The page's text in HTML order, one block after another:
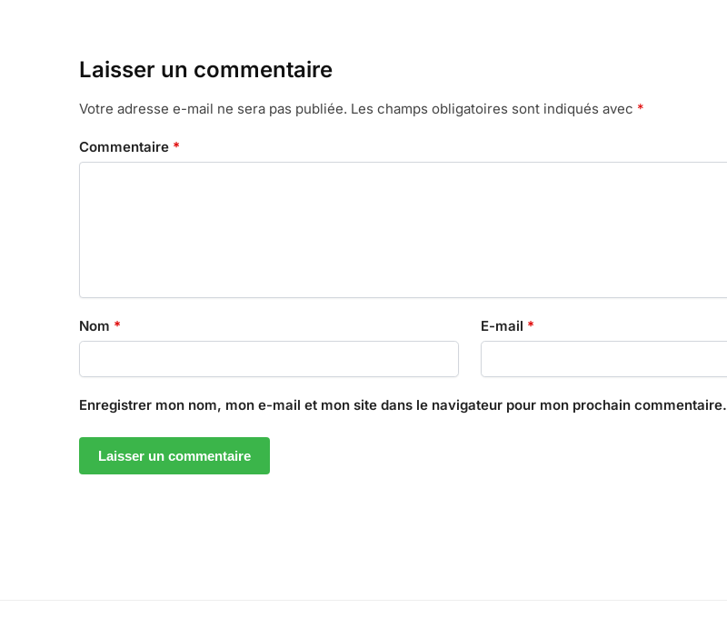
Laisser un commentaire
Votre adresse e-mail ne sera pas publiée. Les champs obligatoires sont indiqués avec *
Commentaire *
Nom * E-mail *
Enregistrer mon nom, mon e-mail et mon site dans le navigateur pour mon prochain commentaire.